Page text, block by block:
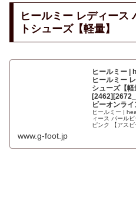
ヒールミー レディース
トシューズ【軽量】
ヒールミー |
ヒールミー
シューズ【
ビーオンラ
ヒールミー |
ィース パール
ピンク 【アス
www.g-foot.jp